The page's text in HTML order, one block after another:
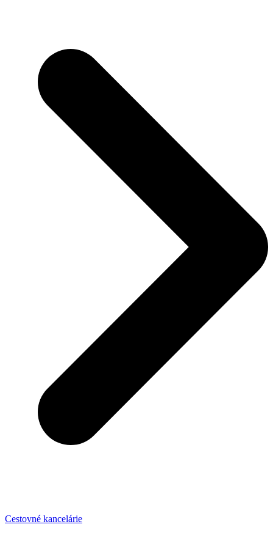
Cestovné kancelárie